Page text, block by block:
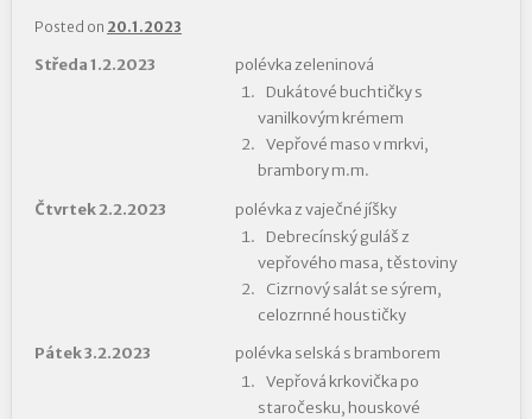
Posted on 20.1.2023
Středa 1.2.2023
polévka zeleninová
Dukátové buchtičky s
vanilkovým krémem
Vepřové maso v mrkvi,
brambory m.m.
Čtvrtek 2.2.2023
polévka z vaječné jíšky
Debrecínský guláš z
vepřového masa, těstoviny
Cizrnový salát se sýrem,
celozrnné houstičky
Pátek 3.2.2023
polévka selská s bramborem
Vepřová krkovička po
staročesku, houskové